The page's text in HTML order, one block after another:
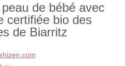
de bébé avec
certifiée bio des
de Biarritz